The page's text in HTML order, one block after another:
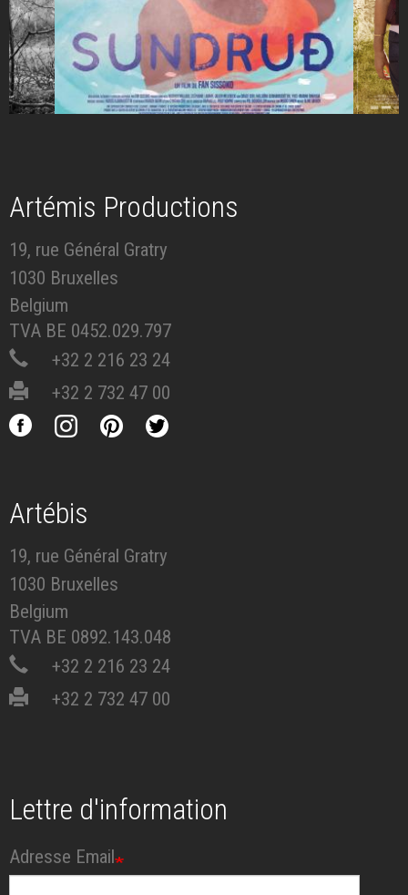
Artémis Productions
19, rue Général Gratry
1030 Bruxelles
Belgium
TVA BE 0452.029.797
+32 2 216 23 24
+32 2 732 47 00
Artébis
19, rue Général Gratry
1030 Bruxelles
Belgium
TVA BE 0892.143.048
+32 2 216 23 24
+32 2 732 47 00
Lettre d'information
Adresse Email